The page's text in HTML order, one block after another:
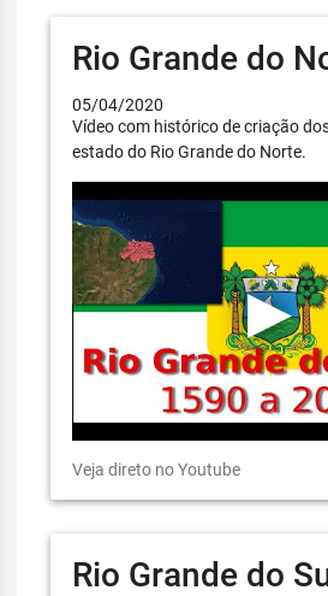
Rio Grande do
05/04/2020
Vídeo com histórico de criação
estado do Rio Grande do Norte.
Veja direto no Youtube
Rio Grande do